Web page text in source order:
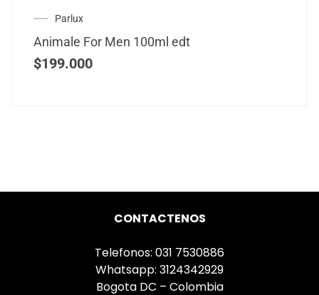
Parlux
Animale For Men 100ml edt
$199.000
CONTACTENOS
Telefonos: 031 7530886
Whatsapp: 3124342929
Bogota DC – Colombia